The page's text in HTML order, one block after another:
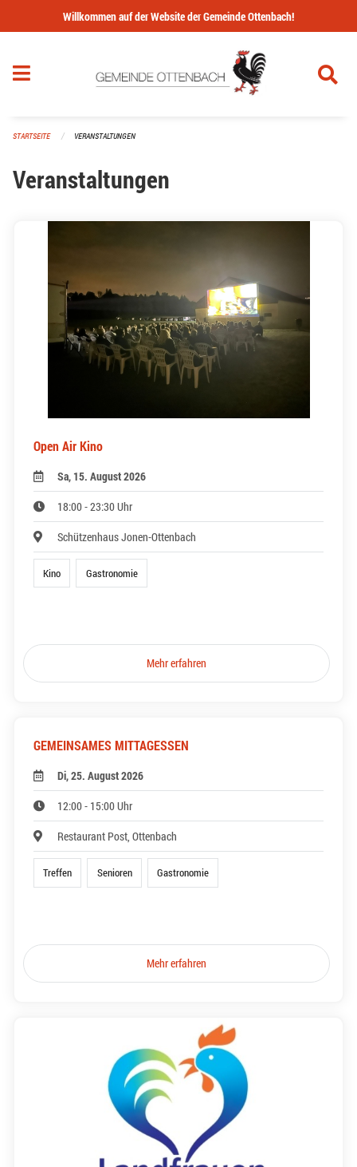
Navigation überspringen
Willkommen auf der Website der Gemeinde Ottenbach!
STARTSEITE VERANSTALTUNGEN
Veranstaltungen
Open Air Kino
Sa, 15. August 2026
18:00 - 23:30 Uhr
Schützenhaus Jonen-Ottenbach
Kino Gastronomie
Mehr erfahren
GEMEINSAMES MITTAGESSEN
Di, 25. August 2026
12:00 - 15:00 Uhr
Restaurant Post, Ottenbach
Treffen Senioren Gastronomie
Mehr erfahren